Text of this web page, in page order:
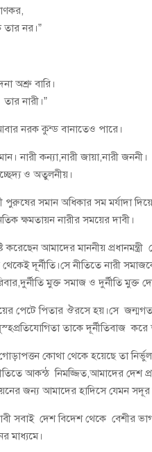
তার নর।”
অশ্রু বারি।
নারী।”
নরক কুন্ড বানাতেও পারে।
নারী কন্যা,নারী জায়া,নারী জননী।
ও অতুলনীয়।
পুরুষের সমান অধিকার সম মর্যাদা
ক্ষমতায়ন নারীর সময়ের দাবী।
করেছেন আমাদের মাননীয়
দূর্নীতি।সে নীতিতে নারী
মুক্ত সমাজ ও দুর্নীতি মুক্ত
পেটে পিতার ঔরসে হয়।সে জন্মগত
তাকে দূর্নীতিবাজ করে
কোথা থেকে হয়েছে তা
আকন্ঠ নিমজ্জিত,আমাদের দেশ
জন্য আমাদের হাদিসে যেমন
সবাই দেশ বিদেশ থেকে বেশীর
মাধ্যমে।